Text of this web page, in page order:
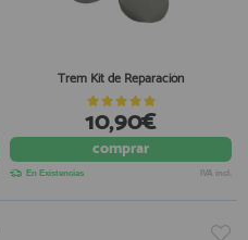
Trem Kit de Reparación
10,90€
comprar
En Existencias IVA incl.